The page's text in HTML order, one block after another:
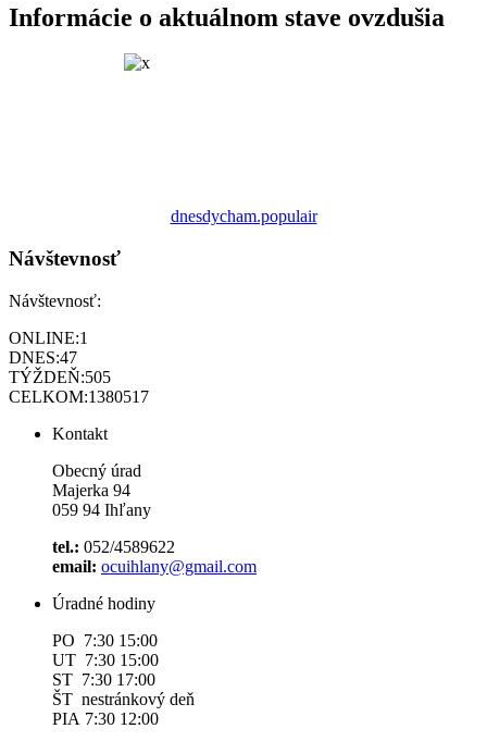
Informácie o aktuálnom stave ovzdušia
dnesdycham.populair
Návštevnosť
Návštevnosť:
ONLINE:1
DNES:47
TÝŽDEŇ:505
CELKOM:1380517
Kontakt
Obecný úrad
Majerka 94
059 94 Ihľany
tel.: 052/4589622
email: ocuihlany@gmail.com
Úradné hodiny
PO 7:30 15:00
UT 7:30 15:00
ST 7:30 17:00
ŠT nestránkový deň
PIA 7:30 12:00